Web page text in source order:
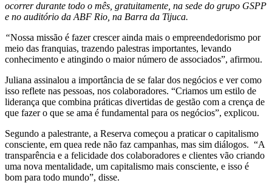
ocorrer durante todo o mês, gratuitamente, na sede do grupo GSPP
e no auditório da ABF Rio, na Barra da Tijuca.
“Nossa missão é fazer crescer ainda mais o empreendedorismo por
meio das franquias, trazendo palestras importantes, levando
conhecimento e atingindo o maior número de associados”, afirmou.
Juliana assinalou a importância de se falar dos negócios e ver como
isso reflete nas pessoas, nos colaboradores. “Criamos um estilo de
liderança que combina práticas divertidas de gestão com a crença de
que fazer o que se ama é fundamental para os negócios”, explicou.
Segundo a palestrante, a Reserva começou a praticar o capitalismo
consciente, em quea rede não faz campanhas, mas sim diálogos. “A
transparência e a felicidade dos colaboradores e clientes vão criando
uma nova mentalidade, um capitalismo mais consciente, e isso é
bom para todo mundo”, disse.